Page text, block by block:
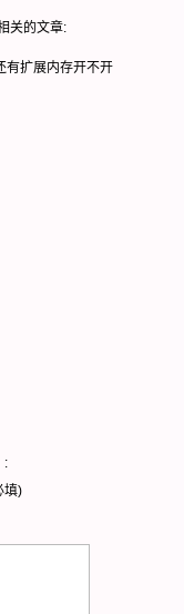
关的文章:
有扩展内存开不开
:
填)